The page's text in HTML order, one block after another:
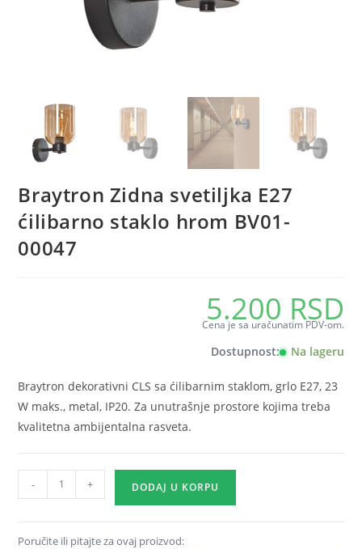
Braytron Zidna svetiljka E27
ćilibarno staklo hrom BV01-
00047
5.200 RSD
Cena je sa uračunatim PDV-om.
Dostupnost: Na lageru
Braytron dekorativni CLS sa ćilibarnim staklom, grlo E27, 23
W maks., metal, IP20. Za unutrašnje prostore kojima treba
kvalitetna ambijentalna rasveta.
Braytron
Zidna
E27
- + DODAJ U KORPU
Poručite ili pitajte za ovaj proizvod: